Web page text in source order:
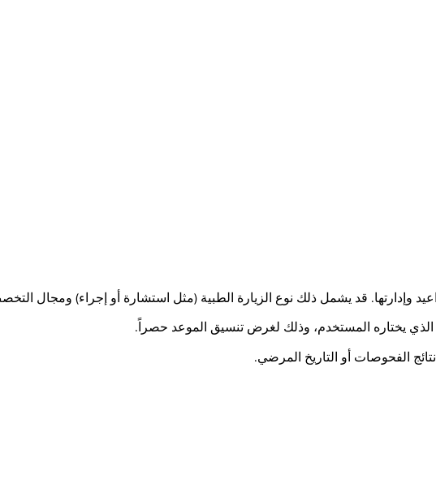
وإدارتها. قد يشمل ذلك نوع الزيارة الطبية (مثل استشارة أو إجراء) ومجال
الذي يختاره المستخدم، وذلك لغرض تنسيق الموعد حصراً.
الفحوصات أو التاريخ المرضي.